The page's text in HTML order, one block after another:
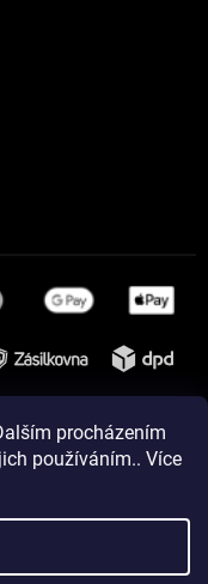
procházením
používáním.. Více